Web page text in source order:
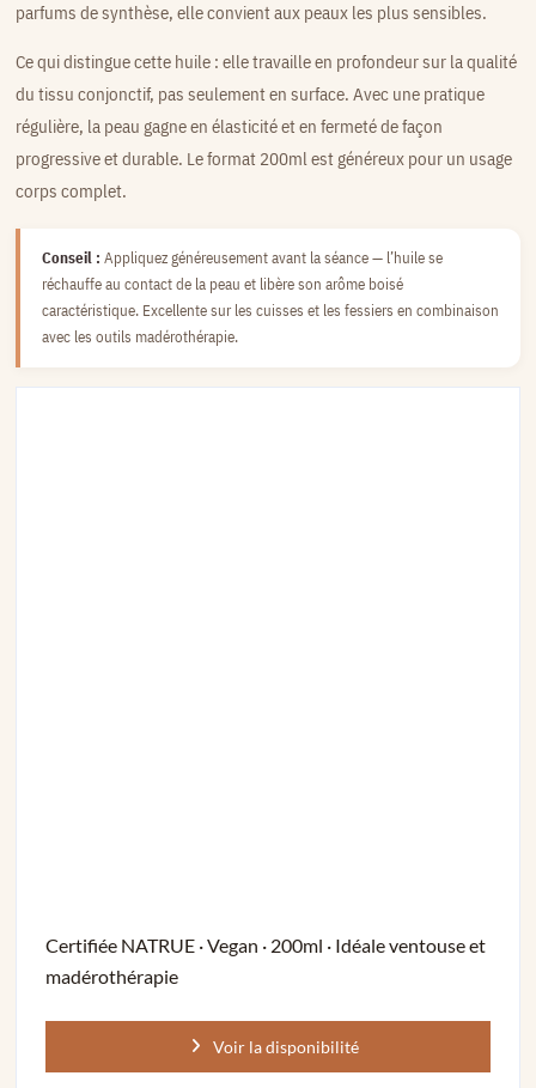
parfums de synthèse, elle convient aux peaux les plus sensibles.
Ce qui distingue cette huile : elle travaille en profondeur sur la qualité
du tissu conjonctif, pas seulement en surface. Avec une pratique
régulière, la peau gagne en élasticité et en fermeté de façon
progressive et durable. Le format 200ml est généreux pour un usage
corps complet.
Conseil : Appliquez généreusement avant la séance — l’huile se
réchauffe au contact de la peau et libère son arôme boisé
caractéristique. Excellente sur les cuisses et les fessiers en combinaison
avec les outils madérothérapie.
Certifiée NATRUE · Vegan · 200ml · Idéale ventouse et
madérothérapie
Voir la disponibilité